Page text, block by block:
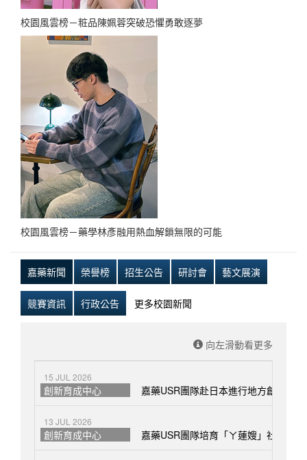
校園風雲榜－粧品陳姵蓉突破恐懼勇敢逐夢
校園風雲榜－藥學林彥融用熱血解鎖無限的可能
嘉藥新聞 榮譽榜 招生公告 研討會 藝文展演
競賽資訊 行政公告 更多校園新聞
向左滑動看更多
15 JUL 2026
創新育成中心 嘉藥USR團隊赴日本進行地方創生交
13 JUL 2026
創新育成中心 嘉藥USR團隊培育「ㄚ蓮嫂」社群創